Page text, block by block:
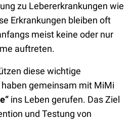
zu Lebererkrankungen wie
Erkrankungen bleiben oft
meist keine oder nur
auftreten.
diese wichtige
gemeinsam mit MiMi
ins Leben gerufen. Das Ziel
und Testung von